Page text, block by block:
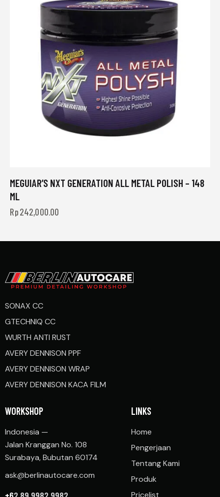
MEGUIAR’S NXT GENERATION ALL METAL POLISH – 148
ML
Rp242,000.00
SONAX CC
GTECHNIQ CC
WURTH ANTI RUST
AVERY DENNISON PPF
AVERY DENNISON WRAP
AVERY DENNISON KACA FILM
WORKSHOP
Indonesia —
Jalan Kranggan No. 108
Surabaya, Bubutan 60174
ask@berlinautocare.com
LINKS
Home
Pengerjaan
Tentang Kami
Produk